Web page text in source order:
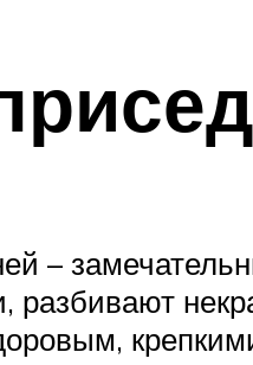
–
разбивают